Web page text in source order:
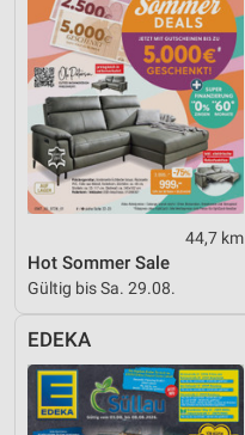
44,7 km
Hot Sommer Sale
Gültig bis Sa. 29.08.
EDEKA